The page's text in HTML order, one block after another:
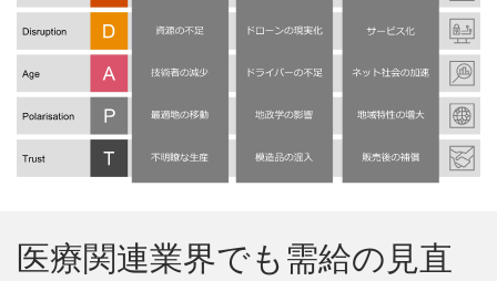
医療関連業界でも需給の見直